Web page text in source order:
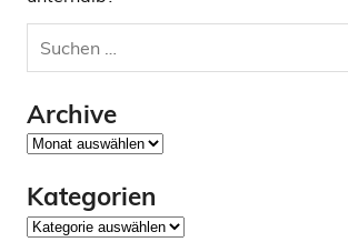
Archive
Archive
Kategorien
Kategorien